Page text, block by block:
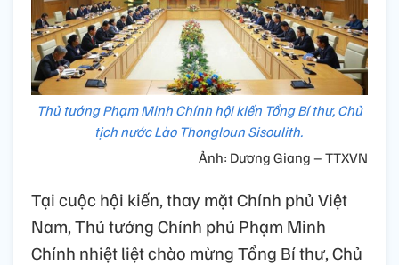
Thủ tướng Phạm Minh Chính hội kiến Tổng Bí thư, Chủ
tịch nước Lào Thongloun Sisoulith.
Ảnh: Dương Giang – TTXVN
Tại cuộc hội kiến, thay mặt Chính phủ Việt
Nam, Thủ tướng Chính phủ Phạm Minh
Chính nhiệt liệt chào mừng Tổng Bí thư, Chủ